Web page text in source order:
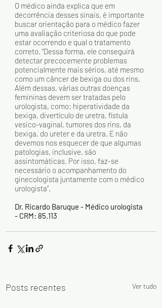
O médico ainda explica que em
decorrência desses sinais, é importante
buscar orientação para o médico fazer
uma avaliação criteriosa do que pode
estar ocorrendo e qual o tratamento
correto. “Dessa forma, ele conseguirá
detectar precocemente problemas
potencialmente mais sérios, até mesmo
como um câncer de bexiga ou dos rins.
Além dessas, várias outras doenças
femininas devem ser tratadas pelo
urologista, como: hiperatividade da
bexiga, divertículo de uretra, fístula
vesico-vaginal, tumores dos rins, da
bexiga, do ureter e da uretra. E não
devemos nos esquecer de que algumas
patologias, inclusive, são
assintomáticas. Por isso, faz-se
necessário o acompanhamento do
ginecologista juntamente com o médico
urologista”.
Dr. Ricardo Baruque - Médico urologista
- CRM: 85.113
Posts recentes Ver tudo